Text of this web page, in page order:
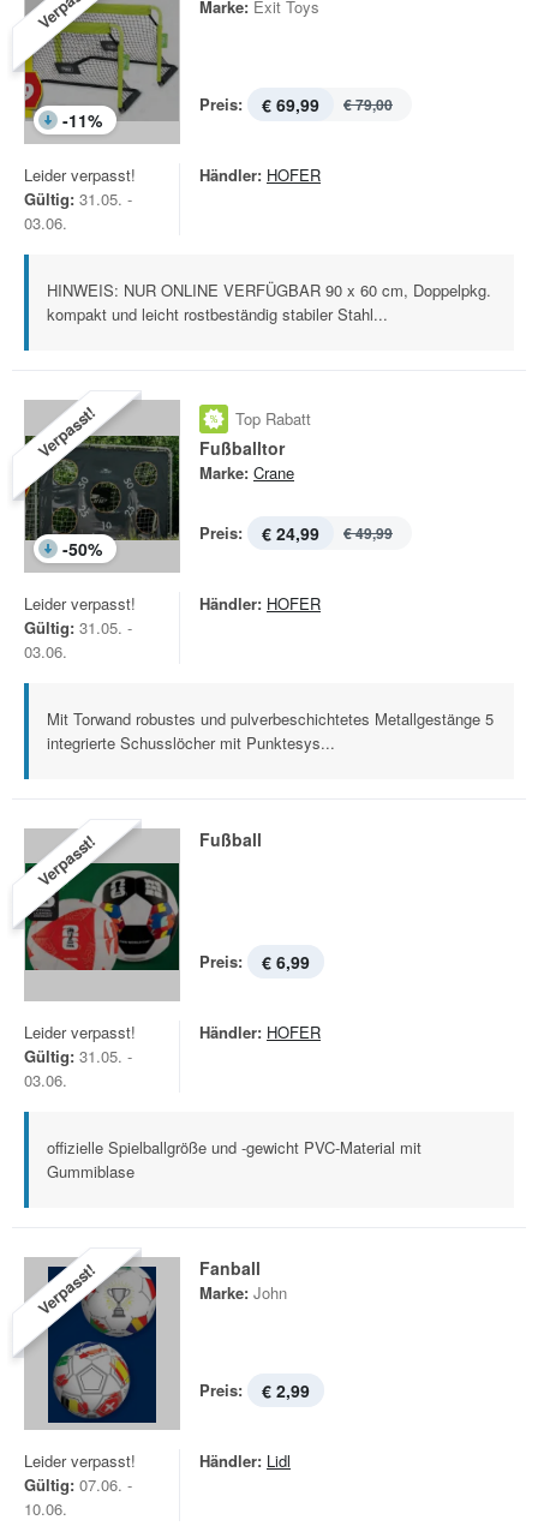
-11%
Marke: Exit Toys
Preis: € 69,99 € 79,00
Leider verpasst!
Gültig: 31.05. -
03.06.
Händler: HOFER
HINWEIS: NUR ONLINE VERFÜGBAR 90 x 60 cm, Doppelpkg.
kompakt und leicht rostbeständig stabiler Stahl...
Verpasst!
-50%
Top Rabatt
Fußballtor
Marke: Crane
Preis: € 24,99 € 49,99
Leider verpasst!
Gültig: 31.05. -
03.06.
Händler: HOFER
Mit Torwand robustes und pulverbeschichtetes Metallgestänge 5
integrierte Schusslöcher mit Punktesys...
Verpasst! Fußball
Preis: € 6,99
Leider verpasst!
Gültig: 31.05. -
03.06.
Händler: HOFER
offizielle Spielballgröße und -gewicht PVC-Material mit
Gummiblase
Verpasst! Fanball
Marke: John
Preis: € 2,99
Leider verpasst!
Gültig: 07.06. -
10.06.
Händler: Lidl